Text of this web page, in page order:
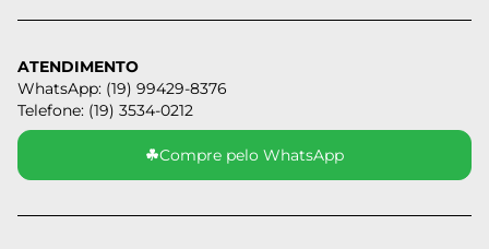
ATENDIMENTO
WhatsApp: (19) 99429-8376
Telefone: (19) 3534-0212
☘Compre pelo WhatsApp